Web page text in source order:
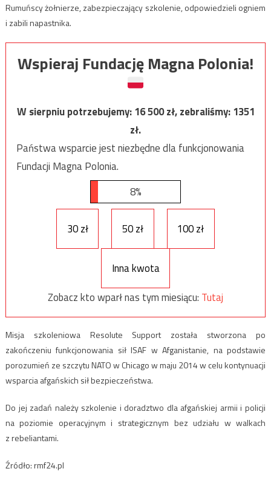
Rumuńscy żołnierze, zabezpieczający szkolenie, odpowiedzieli ogniem
i zabili napastnika.
Wspieraj Fundację Magna Polonia!
W sierpniu potrzebujemy:16 500zł, zebraliśmy:1351
zł.
Państwa wsparcie jest niezbędne dla funkcjonowania
Fundacji Magna Polonia.
8%
30 zł 50 zł 100 zł
Inna kwota
Zobacz kto wparł nas tym miesiącu: Tutaj
Misja szkoleniowa Resolute Support została stworzona po
zakończeniu funkcjonowania sił ISAF w Afganistanie, na podstawie
porozumień ze szczytu NATO w Chicago w maju 2014 w celu kontynuacji
wsparcia afgańskich sił bezpieczeństwa.
Do jej zadań należy szkolenie i doradztwo dla afgańskiej armii i policji
na poziomie operacyjnym i strategicznym bez udziału w walkach
z rebeliantami.
Źródło: rmf24.pl